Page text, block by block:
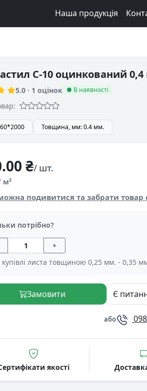
Наша продукція
С-10 оцинкований
5.0 · 1 оцінок ● В наявності
Товщина, мм: 0.4 мм.
₴/ шт.
м²
подивитися та забрати товар
потрібно?
+
листа товщиною 0,25 мм. - 0,35
Замовити Є
або
якості